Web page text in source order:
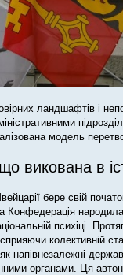
ландшафтів і
модель
викована в
бере свій
психіці.
колективній
напівнезалежні
органами. Ця